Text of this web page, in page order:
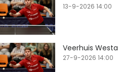
13-9-2026 14:00
Veerhuis Westa
27-9-2026 14:00